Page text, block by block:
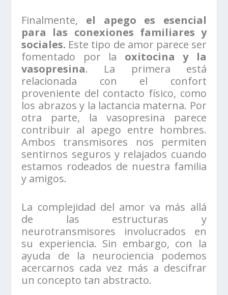
Finalmente, el apego es esencial
para las conexiones familiares y
sociales. Este tipo de amor parece ser
fomentado por la oxitocina y la
vasopresina. La primera está
relacionada con el confort
proveniente del contacto físico, como
los abrazos y la lactancia materna. Por
otra parte, la vasopresina parece
contribuir al apego entre hombres.
Ambos transmisores nos permiten
sentirnos seguros y relajados cuando
estamos rodeados de nuestra familia
y amigos.
La complejidad del amor va más allá
de las estructuras y
neurotransmisores involucrados en
su experiencia. Sin embargo, con la
ayuda de la neurociencia podemos
acercarnos cada vez más a descifrar
un concepto tan abstracto.